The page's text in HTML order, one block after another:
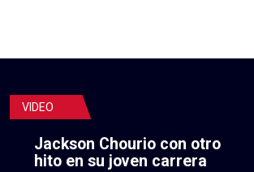
VIDEO
Jackson Chourio con otro
hito en su joven carrera